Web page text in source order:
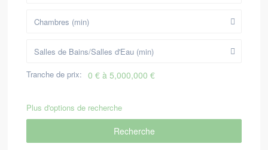
Chambres (min)
Salles de Bains/Salles d'Eau (min)
Tranche de prix: 0 € à 5,000,000 €
Plus d'options de recherche
Recherche